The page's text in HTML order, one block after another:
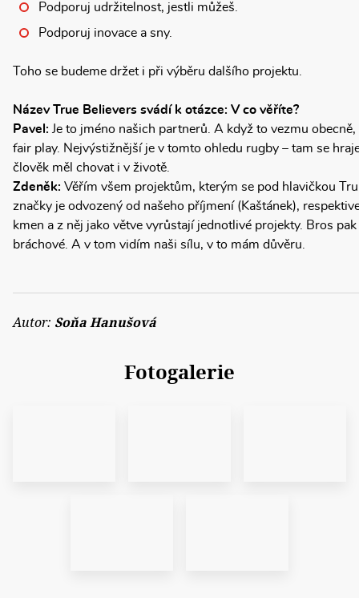
Podporuj udržitelnost, jestli můžeš.
Podporuj inovace a sny.
Toho se budeme držet i při výběru dalšího projektu.
Název True Believers svádí k otázce: V co věříte?
Pavel: Je to jméno našich partnerů. A když to vezmu
fair play. Nejvýstižnější je v tomto ohledu rugby – tam se
člověk měl chovat i v životě.
Zdeněk: Věřím všem projektům, kterým se pod hlavičkou
značky je odvozený od našeho příjmení (Kaštánek),
kmen a z něj jako větve vyrůstají jednotlivé projekty. Bros
bráchové. A v tom vidím naši sílu, v to mám důvěru.
Autor: Soňa Hanušová
Fotogalerie